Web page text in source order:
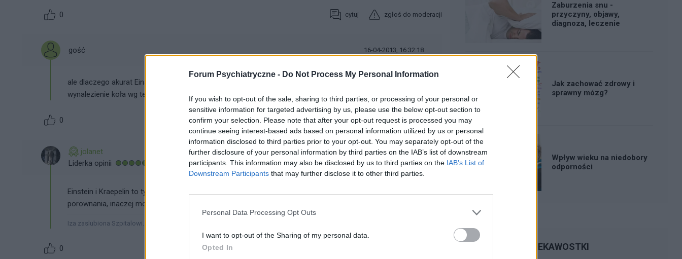
Forum Psychiatryczne - Do Not Process My Personal Information
If you wish to opt-out of the sale, sharing to third parties, or processing of your personal or
sensitive information for targeted advertising by us, please use the below opt-out section to
confirm your selection. Please note that after your opt-out request is processed you may
continue seeing interest-based ads based on personal information utilized by us or personal
information disclosed to third parties prior to your opt-out. You may separately opt-out of the
further disclosure of your personal information by third parties on the IAB’s list of downstream
participants. This information may also be disclosed by us to third parties on the IAB’s List of
Downstream Participants that may further disclose it to other third parties.
Personal Data Processing Opt Outs
I want to opt-out of the Sharing of my personal data.
Opted In
0 cytuj zgłoś do moderacji
gość 16-04-2013, 16:32:18
ale dlaczego akurat Einstein i Kraepelin? nie rozumiem.... w takim razie, dlaczego przyjęłaś taki aksjomat?
wynalezienie koła wg tego jest zapewne tragiczną porażką... dziwny sposób argumentacji masz...
0 cytuj zgłoś do moderacji
jolanet
Liderka opinii
16-04-2013, 16:50:48
Einstein i Kraepelin to tylko przyklady "sukcesu na 100%", rodzaj pewnika, ukladu odniesienia. Przyczynek do
porownania, inaczej mowiac
Iza zaslubiona Szpitalowi....forever :)))
0
Zaburzenia snu -
przyczyny, objawy,
diagnoza, leczenie
Jak zachować zdrowy i
sprawny mózg?
Wpływ wieku na niedobory
odporności
CIEKAWOSTKI